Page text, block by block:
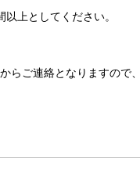
上としてください。
らご連絡となりますの